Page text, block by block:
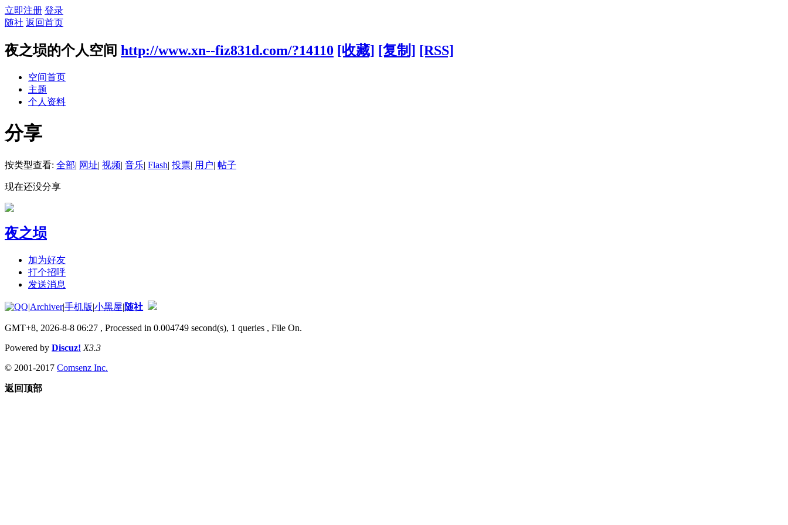
立即注册 登录
随社 返回首页
夜之埙的个人空间 http://www.xn--fiz831d.com/?14110 [收藏] [复制] [RSS]
空间首页
主题
个人资料
分享
按类型查看: 全部| 网址| 视频| 音乐| Flash| 投票| 用户| 帖子
现在还没分享
夜之埙
加为好友
打个招呼
发送消息
|Archiver|手机版|小黑屋|随社
GMT+8, 2026-8-8 06:27 , Processed in 0.004749 second(s), 1 queries , File On.
Powered by Discuz! X3.3
© 2001-2017 Comsenz Inc.
返回顶部